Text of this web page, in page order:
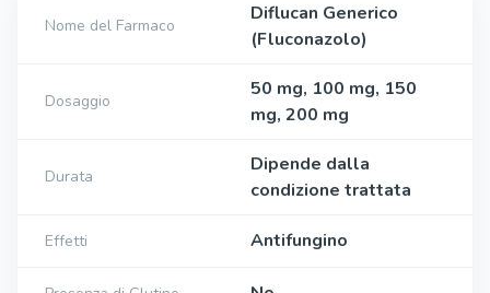
Nome del Farmaco
Diflucan Generico
(Fluconazolo)
Dosaggio
50 mg, 100 mg, 150
mg, 200 mg
Durata
Dipende dalla
condizione trattata
Effetti Antifungino